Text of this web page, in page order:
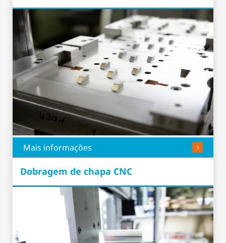
Mais informações
Dobragem de chapa CNC